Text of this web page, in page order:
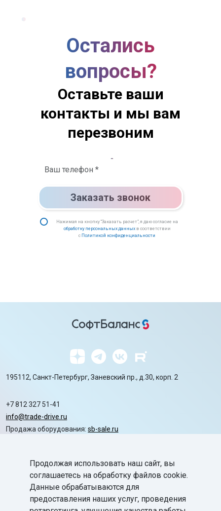
Остались
вопросы?
Оставьте ваши
контакты и мы вам
перезвоним
Заказать звонок
Нажимая на кнопку “Заказать расчет”, я даю согласие на
обработку персональных данныхв соответствии
с Политикой конфиденциальности
195112, Санкт-Петербург, Заневский пр., д.30, корп. 2
+7 812 327 51-41
info@trade-drive.ru
Продажа оборудования: sb-sale.ru
Автоматизацияchevron_right
Маркировкаchevron_right
Продолжая использовать наш сайт, вы
соглашаетесь на обработку файлов cookie.
Данные обрабатываются для
предоставления наших услуг, проведения